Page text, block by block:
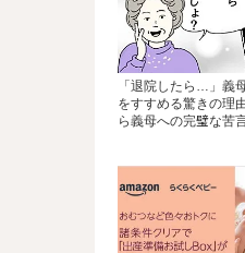
「退院したら…」義
をすすめる驚きの理
ら義母への完璧な苦言